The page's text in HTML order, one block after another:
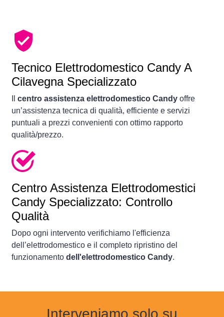
Tecnico Elettrodomestico Candy A
Cilavegna Specializzato
centro assistenza elettrodomestico Candy offre
un’assistenza tecnica di qualità, efficiente e servizi
puntuali a prezzi convenienti con ottimo rapporto
qualità/prezzo.
Centro Assistenza Elettrodomestici
Candy Specializzato: Controllo
Qualità
Dopo ogni intervento verifichiamo l'efficienza
dell’elettrodomestico e il completo ripristino del
funzionamento dell'elettrodomestico Candy.